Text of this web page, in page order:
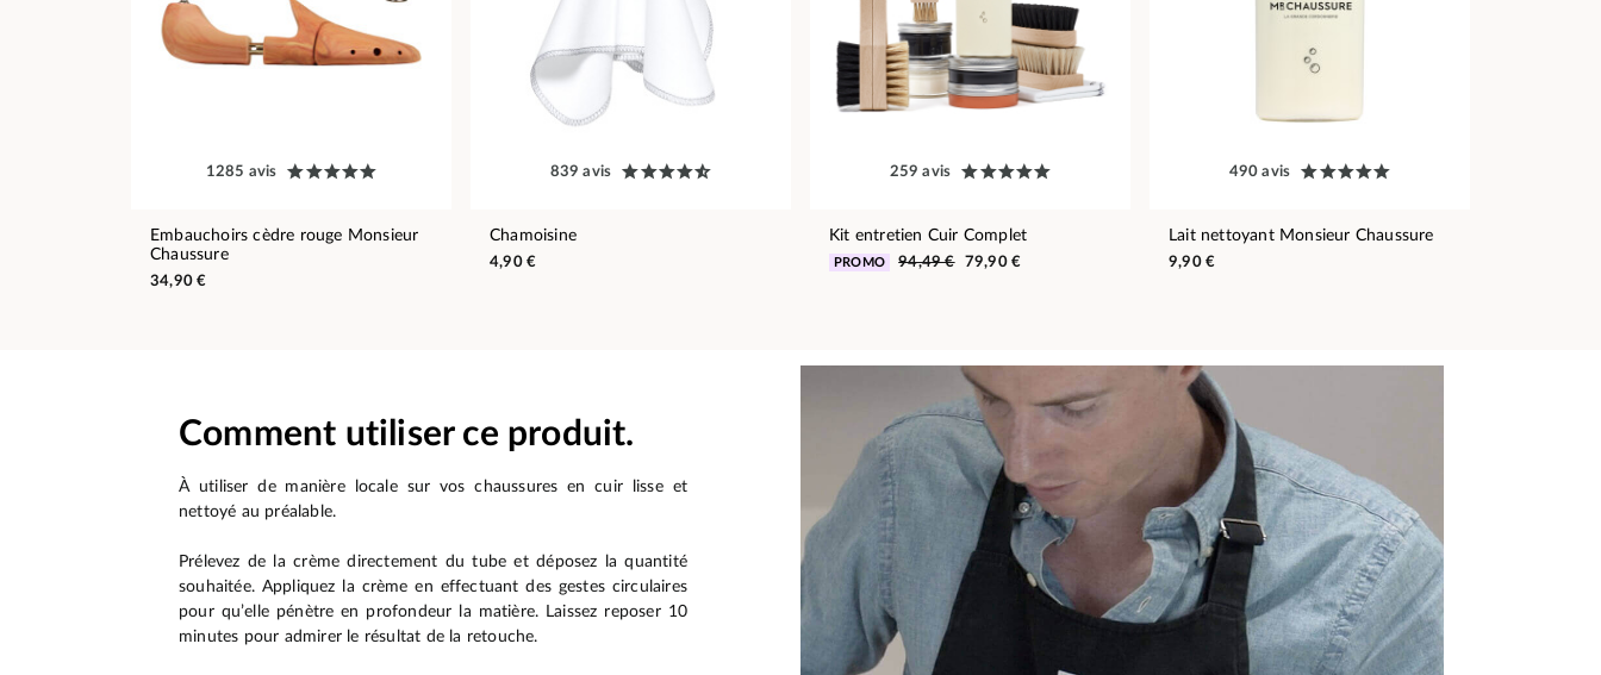
1285 avis
Embauchoirs cèdre rouge Monsieur
Chaussure
34,90 €
839 avis
Chamoisine
4,90 €
259 avis
Kit entretien Cuir Complet
PROMO 94,49 € 79,90 €
490 avis
Lait nettoyant Monsieur Chaussure
9,90 €
Comment utiliser ce produit.
À utiliser de manière locale sur vos chaussures en cuir lisse et
nettoyé au préalable.
Prélevez de la crème directement du tube et déposez la quantité
souhaitée. Appliquez la crème en effectuant des gestes circulaires
pour qu’elle pénètre en profondeur la matière. Laissez reposer 10
minutes pour admirer le résultat de la retouche.